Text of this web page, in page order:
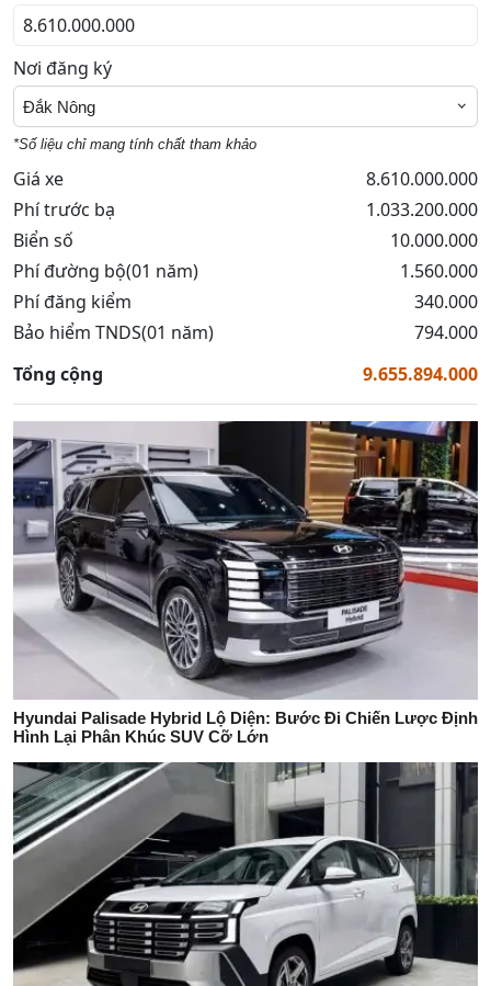
Nơi đăng ký
Đắk Nông
*Số liệu chỉ mang tính chất tham khảo
Giá xe
8.610.000.000
Phí trước bạ
1.033.200.000
Biển số
10.000.000
Phí đường bộ(01 năm)
1.560.000
Phí đăng kiểm
340.000
Bảo hiểm TNDS(01 năm)
794.000
Tổng cộng
9.655.894.000
Hyundai Palisade Hybrid Lộ Diện: Bước Đi Chiến Lược Định
Hình Lại Phân Khúc SUV Cỡ Lớn